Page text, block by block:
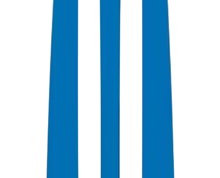
Meilleures Pratiques d'Installation de Tuyaux UPVC dans les
Climats Chauds du Golfe